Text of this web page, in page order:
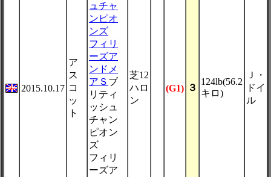
2015.10.17
ア
ス
コ
ッ
ト
ュチャ
ンピオ
ンズ
フィリ
ーズア
ンドメ
アＳ ブ
リティ
ッシュ
チャン
ピオン
ズ
フィリ
ーズア
芝12
ハロ
ン
(G1) ３
124lb(56.2
キロ)
Ｊ・
ドイ
ル